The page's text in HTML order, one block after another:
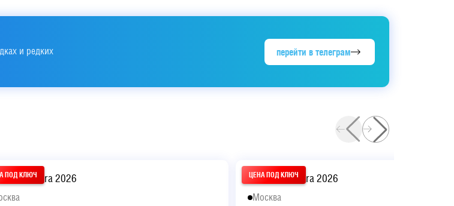
и редких
перейти в телеграм
Elantra 2026 Hyundai Elantra 2026
Москва